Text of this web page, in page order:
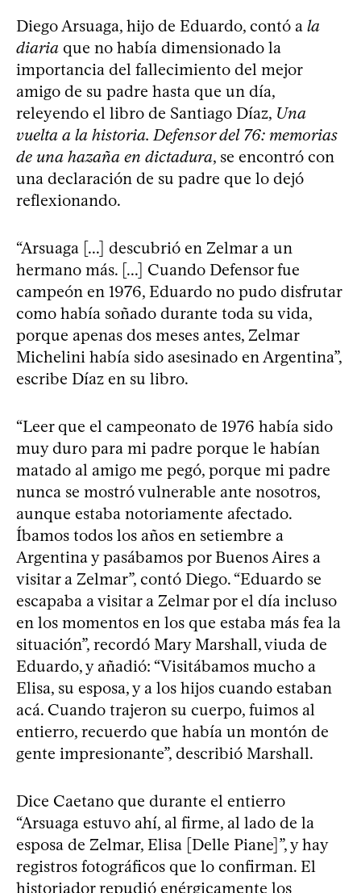
Diego Arsuaga, hijo de Eduardo, contó a la
diaria que no había dimensionado la
importancia del fallecimiento del mejor
amigo de su padre hasta que un día,
releyendo el libro de Santiago Díaz, Una
vuelta a la historia. Defensor del 76: memorias
de una hazaña en dictadura, se encontró con
una declaración de su padre que lo dejó
reflexionando.
“Arsuaga [...] descubrió en Zelmar a un
hermano más. [...] Cuando Defensor fue
campeón en 1976, Eduardo no pudo disfrutar
como había soñado durante toda su vida,
porque apenas dos meses antes, Zelmar
Michelini había sido asesinado en Argentina”,
escribe Díaz en su libro.
“Leer que el campeonato de 1976 había sido
muy duro para mi padre porque le habían
matado al amigo me pegó, porque mi padre
nunca se mostró vulnerable ante nosotros,
aunque estaba notoriamente afectado.
Íbamos todos los años en setiembre a
Argentina y pasábamos por Buenos Aires a
visitar a Zelmar”, contó Diego. “Eduardo se
escapaba a visitar a Zelmar por el día incluso
en los momentos en los que estaba más fea la
situación”, recordó Mary Marshall, viuda de
Eduardo, y añadió: “Visitábamos mucho a
Elisa, su esposa, y a los hijos cuando estaban
acá. Cuando trajeron su cuerpo, fuimos al
entierro, recuerdo que había un montón de
gente impresionante”, describió Marshall.
Dice Caetano que durante el entierro
“Arsuaga estuvo ahí, al firme, al lado de la
esposa de Zelmar, Elisa [Delle Piane]”, y hay
registros fotográficos que lo confirman. El
historiador repudió enérgicamente los